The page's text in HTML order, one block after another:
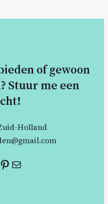
of gewoon
Stuur me een
Holland
Pinterest Mail